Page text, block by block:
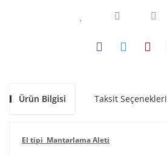
Ürün Bilgisi Taksit Seçenekleri
El tipi Mantarlama Aleti